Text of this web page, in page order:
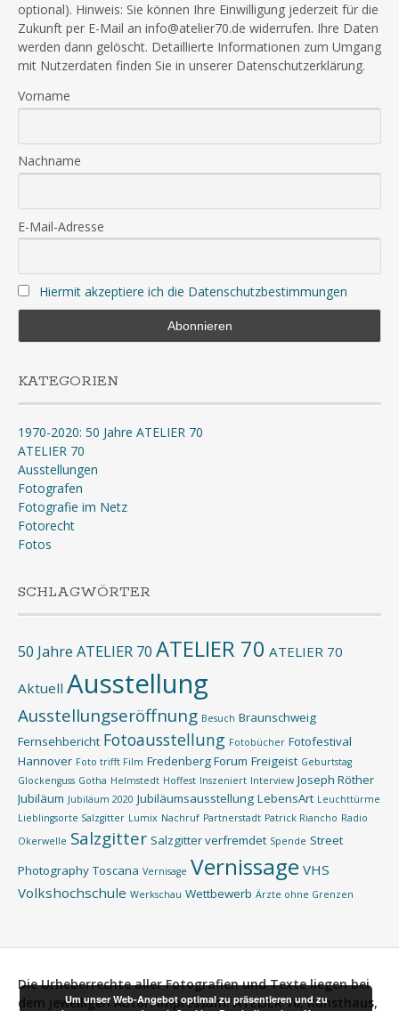
optional). Hinweis: Sie können Ihre Einwilligung jederzeit für die
Zukunft per E-Mail an info@atelier70.de widerrufen. Ihre Daten
werden dann gelöscht. Detaillierte Informationen zum Umgang
mit Nutzerdaten finden Sie in unserer Datenschutzerklärung.
Vorname
Nachname
E-Mail-Adresse
Hiermit akzeptiere ich die Datenschutzbestimmungen
KATEGORIEN
1970-2020: 50 Jahre ATELIER 70
ATELIER 70
Ausstellungen
Fotografen
Fotografie im Netz
Fotorecht
Fotos
SCHLAGWÖRTER
50 Jahre ATELIER 70 ATELIER 70 ATELIER 70
Aktuell Ausstellung
Ausstellungseröffnung Besuch Braunschweig
Fernsehbericht Fotoausstellung Fotobücher Fotofestival
Hannover Foto trifft Film Fredenberg Forum Freigeist Geburtstag
Glockenguss Gotha Helmstedt Hoffest Inszeniert Interview Joseph Röther
Jubiläum Jubiläum 2020 Jubiläumsausstellung LebensArt Leuchttürme
Lieblingsorte Salzgitter Lumix Nachruf Partnerstadt Patrick Riancho Radio
Okerwelle Salzgitter Salzgitter verfremdet Spende Street
Photography Toscana Vernisage Vernissage VHS
Volkshochschule Werkschau Wettbewerb Ärzte ohne Grenzen
Die Urheberrechte aller Fotografien und Texte liegen bei
dem jeweiligen Autor.Impressum: ATELIER 70, Kunsthaus,
Um unser Web-Angebot optimal zu präsentieren und zu